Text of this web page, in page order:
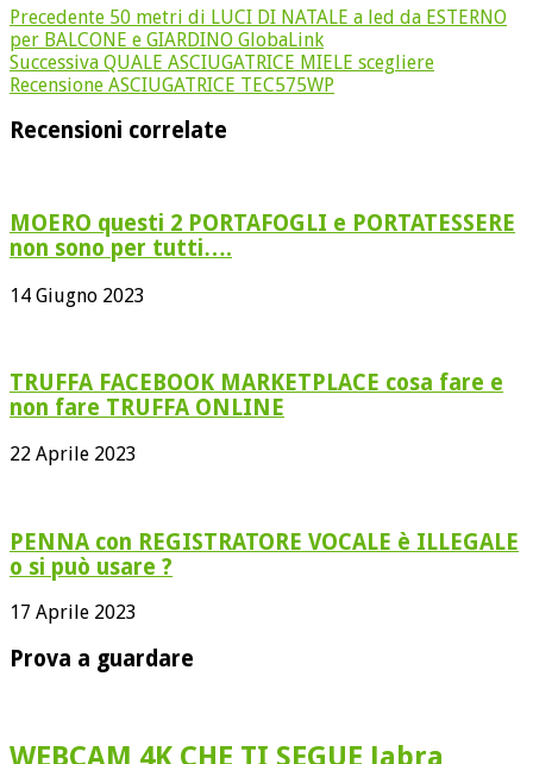
Precedente 50 metri di LUCI DI NATALE a led da ESTERNO
per BALCONE e GIARDINO GlobaLink
Successiva QUALE ASCIUGATRICE MIELE scegliere
Recensione ASCIUGATRICE TEC575WP
Recensioni correlate
MOERO questi 2 PORTAFOGLI e PORTATESSERE
non sono per tutti….
14 Giugno 2023
TRUFFA FACEBOOK MARKETPLACE cosa fare e
non fare TRUFFA ONLINE
22 Aprile 2023
PENNA con REGISTRATORE VOCALE è ILLEGALE
o si può usare ?
17 Aprile 2023
Prova a guardare
WEBCAM 4K CHE TI SEGUE Jabra